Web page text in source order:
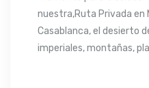
nuestra,Ruta Privada en
Casablanca, el desierto
imperiales, montañas,